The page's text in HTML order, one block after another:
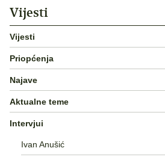
Vijesti
Vijesti
Priopćenja
Najave
Aktualne teme
Intervjui
Ivan Anušić